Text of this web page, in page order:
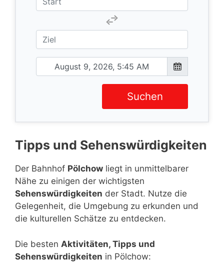
Suchen
Tipps und Sehenswürdigkeiten
Der Bahnhof Pölchow liegt in unmittelbarer
Nähe zu einigen der wichtigsten
Sehenswürdigkeiten der Stadt. Nutze die
Gelegenheit, die Umgebung zu erkunden und
die kulturellen Schätze zu entdecken.
Die besten Aktivitäten, Tipps und
Sehenswürdigkeiten in Pölchow: